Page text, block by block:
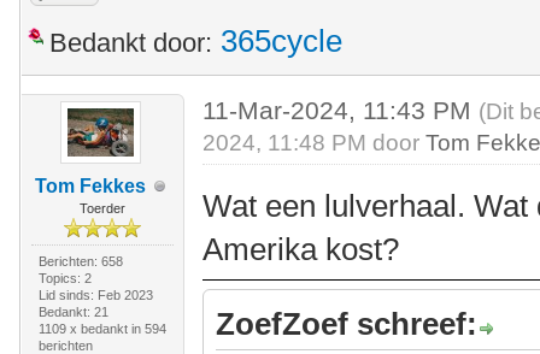
Bedankt door: 365cycle
Tom Fekkes
Toerder
Berichten: 658
Topics: 2
Lid sinds: Feb 2023
Bedankt: 21
1109 x bedankt in 594
berichten
11-Mar-2024, 11:43 PM (Dit
2024, 11:48 PM doorTom
Wat een lulverhaal.
Amerika kost?
ZoefZoef schreef: